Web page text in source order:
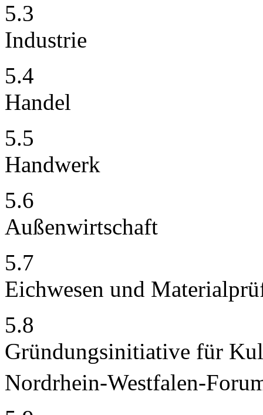
5.3
Industrie
5.4
Handel
5.5
Handwerk
5.6
Außenwirtschaft
5.7
Eichwesen und
5.8
Gründungsinitiative für
Nordrhein-Westfalen-